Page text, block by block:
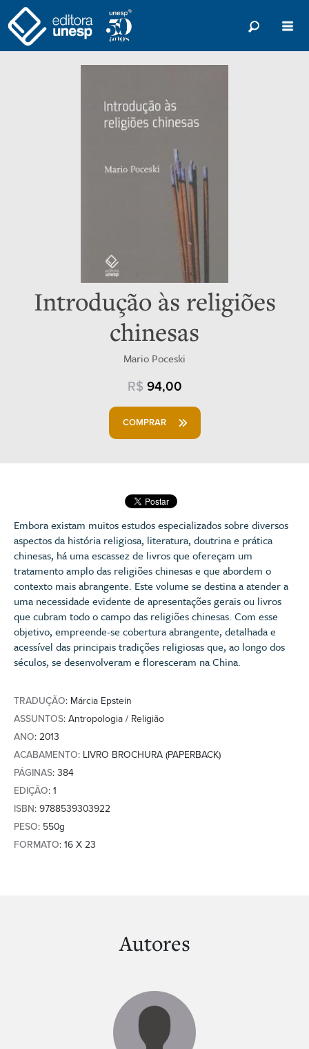
Introdução às religiões
chinesas
Mario Poceski
R$ 94,00
COMPRAR
Embora existam muitos estudos especializados sobre diversos
aspectos da história religiosa, literatura, doutrina e prática
chinesas, há uma escassez de livros que ofereçam um
tratamento amplo das religiões chinesas e que abordem o
contexto mais abrangente. Este volume se destina a atender a
uma necessidade evidente de apresentações gerais ou livros
que cubram todo o campo das religiões chinesas. Com esse
objetivo, empreende-se cobertura abrangente, detalhada e
acessível das principais tradições religiosas que, ao longo dos
séculos, se desenvolveram e floresceram na China.
TRADUÇÃO: Márcia Epstein
ASSUNTOS: Antropologia / Religião
ANO: 2013
ACABAMENTO: LIVRO BROCHURA (PAPERBACK)
PÁGINAS: 384
EDIÇÃO: 1
ISBN: 9788539303922
PESO: 550g
FORMATO: 16 X 23
Autores